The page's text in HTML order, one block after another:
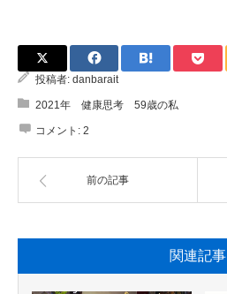
投稿者: danbarait
2021年 健康思考 59歳の私
コメント: 2
前の記事
関連記事